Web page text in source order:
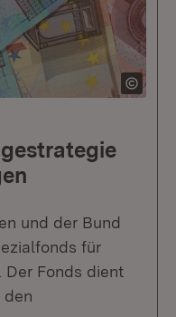
und der Bund
für
Der Fonds dient
den